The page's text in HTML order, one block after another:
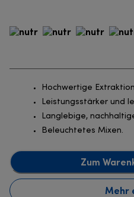
Hochwertige
Leistungsstärker und
Langlebige,
Beleuchtetes Mixen.
Zum
Mehr